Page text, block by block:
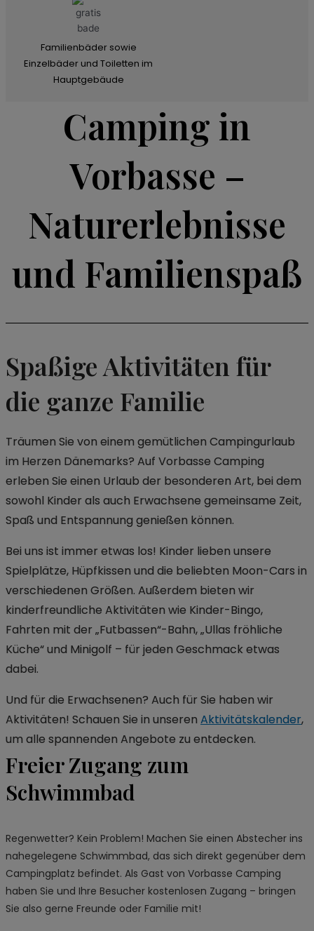
Familienbäder sowie
Einzelbäder und Toiletten im
Hauptgebäude
Camping in
Vorbasse –
Naturerlebnisse
und Familienspaß
Spaßige Aktivitäten für
die ganze Familie
Träumen Sie von einem gemütlichen Campingurlaub
im Herzen Dänemarks? Auf Vorbasse Camping
erleben Sie einen Urlaub der besonderen Art, bei dem
sowohl Kinder als auch Erwachsene gemeinsame Zeit,
Spaß und Entspannung genießen können.
Bei uns ist immer etwas los! Kinder lieben unsere
Spielplätze, Hüpfkissen und die beliebten Moon-Cars in
verschiedenen Größen. Außerdem bieten wir
kinderfreundliche Aktivitäten wie Kinder-Bingo,
Fahrten mit der „Futbassen“-Bahn, „Ullas fröhliche
Küche“ und Minigolf – für jeden Geschmack etwas
dabei.
Und für die Erwachsenen? Auch für Sie haben wir
Aktivitäten! Schauen Sie in unseren Aktivitätskalender,
um alle spannenden Angebote zu entdecken.
Freier Zugang zum
Schwimmbad
Regenwetter? Kein Problem! Machen Sie einen Abstecher ins
nahegelegene Schwimmbad, das sich direkt gegenüber dem
Campingplatz befindet. Als Gast von Vorbasse Camping
haben Sie und Ihre Besucher kostenlosen Zugang – bringen
Sie also gerne Freunde oder Familie mit!